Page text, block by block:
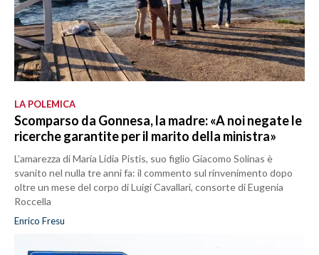
LA POLEMICA
Scomparso da Gonnesa, la madre: «A noi negate le
ricerche garantite per il marito della ministra»
L’amarezza di Maria Lidia Pistis, suo figlio Giacomo Solinas è
svanito nel nulla tre anni fa: il commento sul rinvenimento dopo
oltre un mese del corpo di Luigi Cavallari, consorte di Eugenia
Roccella
Enrico Fresu